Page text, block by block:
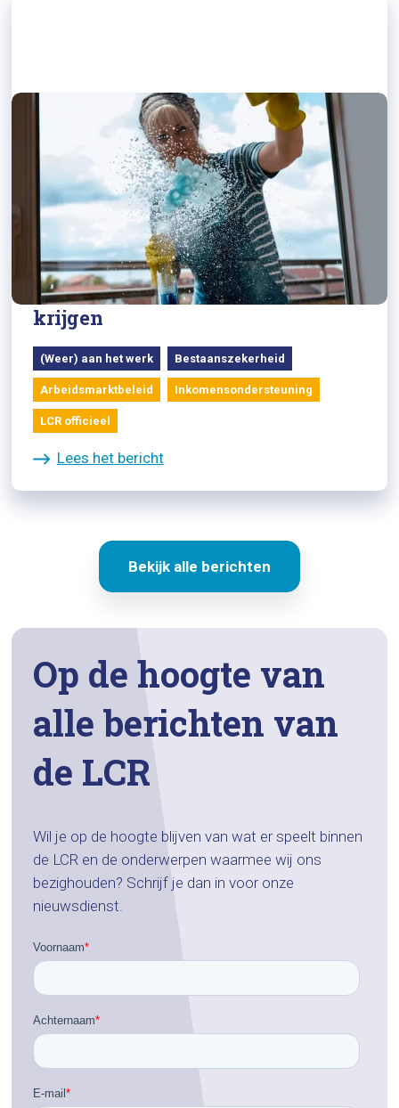
Zorg dat alle mensen die aan huis
werken dezelfde arbeidsrechten
krijgen
(Weer) aan het werk Bestaanszekerheid
Arbeidsmarktbeleid Inkomensondersteuning
LCR officieel
Lees het bericht
Bekijk alle berichten
Op de hoogte van
alle berichten van
de LCR
Wil je op de hoogte blijven van wat er speelt binnen
de LCR en de onderwerpen waarmee wij ons
bezighouden? Schrijf je dan in voor onze
nieuwsdienst.